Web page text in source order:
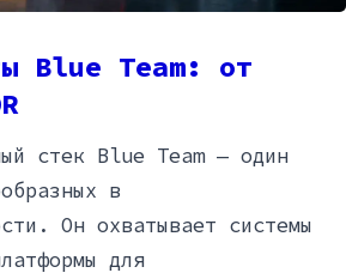
Blue Team: от
стек Blue Team — один
в
Он охватывает системы
для